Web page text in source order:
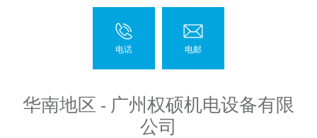
华南地区 - 广州权硕机电设备有限
公司